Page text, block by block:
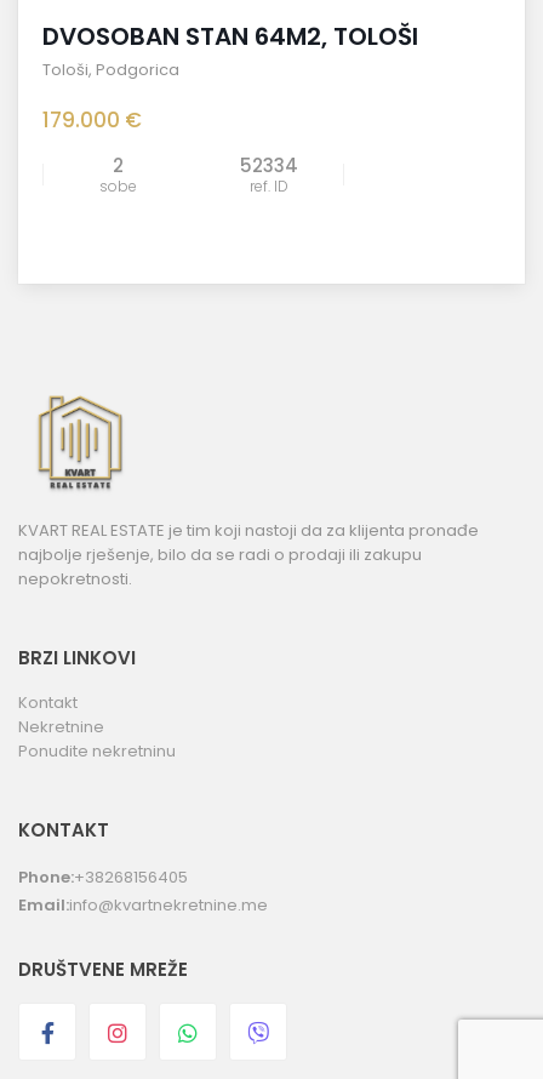
DVOSOBAN STAN 64M2, TOLOŠI
Tološi, Podgorica
179.000 €
2
sobe
52334
ref. ID
KVART REAL ESTATE je tim koji nastoji da za klijenta pronađe
najbolje rješenje, bilo da se radi o prodaji ili zakupu
nepokretnosti.
BRZI LINKOVI
Kontakt
Nekretnine
Ponudite nekretninu
KONTAKT
Phone:+38268156405
Email:info@kvartnekretnine.me
DRUŠTVENE MREŽE